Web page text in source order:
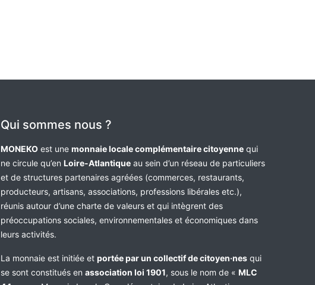
Qui sommes nous ?
MONEKO est une monnaie locale complémentaire citoyenne qui
ne circule qu’en Loire-Atlantique au sein d’un réseau de particuliers
et de structures partenaires agréées (commerces, restaurants,
producteurs, artisans, associations, professions libérales etc.),
réunis autour d’une charte de valeurs et qui intègrent des
préoccupations sociales, environnementales et économiques dans
leurs activités.
La monnaie est initiée et portée par un collectif de citoyen·nes qui
se sont constitués en association loi 1901, sous le nom de « MLC